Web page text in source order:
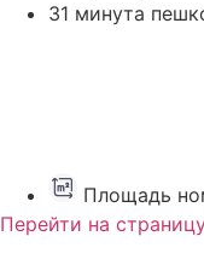
31 минута
Площадь
Перейти на